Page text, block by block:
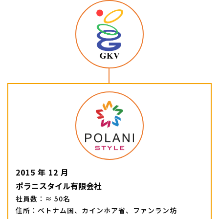
2015 年 12 月
ポラニスタイル有限会社
社員数：≈ 50名
住所：ベトナム国、カインホア省、ファンラン坊